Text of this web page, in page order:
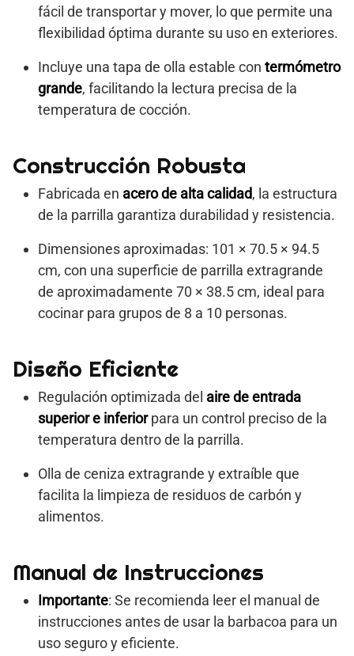
fácil de transportar y mover, lo que permite una
flexibilidad óptima durante su uso en exteriores.
Incluye una tapa de olla estable con termómetro
grande, facilitando la lectura precisa de la
temperatura de cocción.
Construcción Robusta
Fabricada en acero de alta calidad, la estructura
de la parrilla garantiza durabilidad y resistencia.
Dimensiones aproximadas: 101 × 70.5 × 94.5
cm, con una superficie de parrilla extragrande
de aproximadamente 70 × 38.5 cm, ideal para
cocinar para grupos de 8 a 10 personas.
Diseño Eficiente
Regulación optimizada del aire de entrada
superior e inferiorpara un control preciso de la
temperatura dentro de la parrilla.
Olla de ceniza extragrande y extraíble que
facilita la limpieza de residuos de carbón y
alimentos.
Manual de Instrucciones
Importante: Se recomienda leer el manual de
instrucciones antes de usar la barbacoa para un
uso seguro y eficiente.